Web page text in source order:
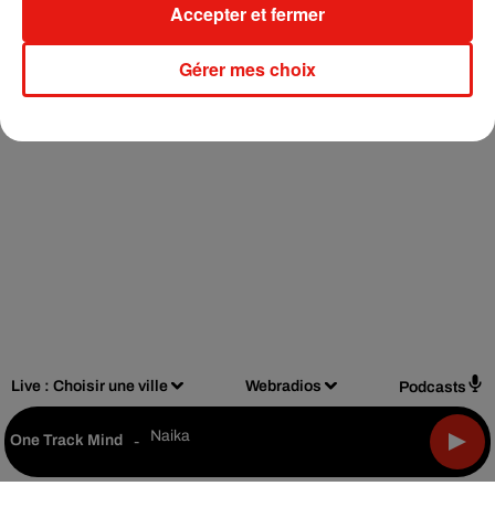
Live : Choisir une ville Webradios Podcasts
One Track Mind - Naika
Gérer mes choix
Accepter et fermer